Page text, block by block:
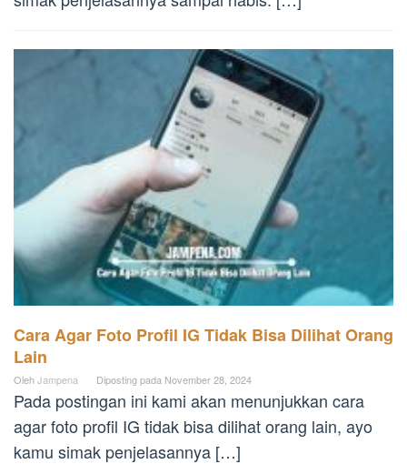
Cara Agar Foto Profil IG Tidak Bisa Dilihat Orang
Lain
OlehJampena Diposting pada November 28, 2024
Pada postingan ini kami akan menunjukkan cara
agar foto profil IG tidak bisa dilihat orang lain, ayo
kamu simak penjelasannya […]